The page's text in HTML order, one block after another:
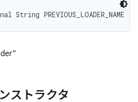
PREVIOUS_LOADER_NAME
ストラクタ